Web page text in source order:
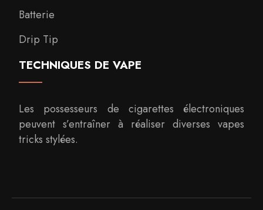
Batterie
Drip Tip
TECHNIQUES DE VAPE
Les possesseurs de cigarettes électroniques
peuvent s’entraîner à réaliser diverses vapes
tricks stylées.